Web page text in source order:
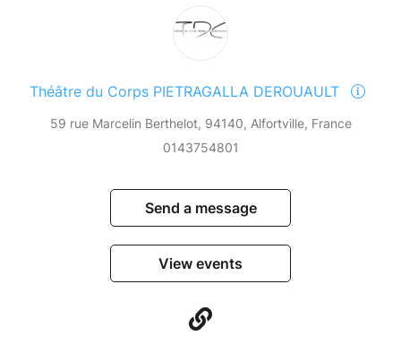
Théâtre du Corps PIETRAGALLA DEROUAULT
59 rue Marcelin Berthelot, 94140, Alfortville, France
0143754801
Send a message
View events